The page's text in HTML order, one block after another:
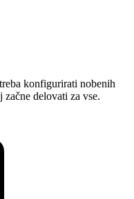
konfigurirati nobenih
delovati za vse.